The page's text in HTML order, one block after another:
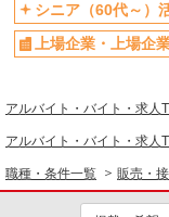
シニア（60代～）
上場企業・上場企
アルバイト・バイト・求人
アルバイト・バイト・求人
職種・条件一覧 販売・